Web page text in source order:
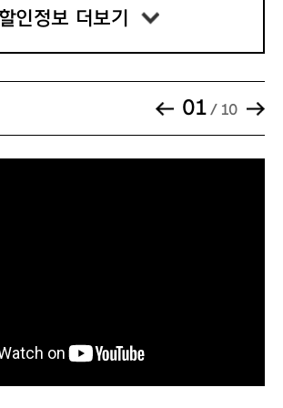
며 총 45개 준비되어 있습니다.
- 휠체어석은 1층 플로어석 구역에 마련
되어 있으나, 정확한 위치는 공연관람 당
일 휠체어석 예매자 현황, 시야확보 및
럽 뉴 블랙
인
인 2개
할인정보 더보기
01/ 10